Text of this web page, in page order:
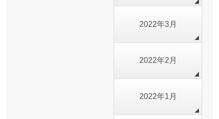
2022年3月
2022年2月
2022年1月